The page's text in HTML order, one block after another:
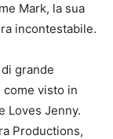
Mark, la sua
incontestabile.
grande
visto in
Loves Jenny.
Productions,